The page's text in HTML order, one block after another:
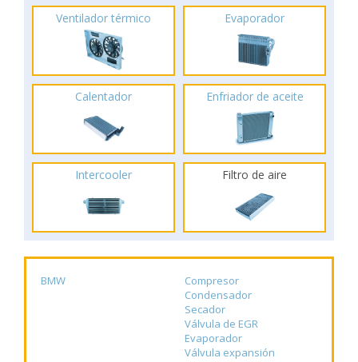
Ventilador térmico Evaporador
Calentador Enfriador de aceite
Intercooler Filtro de aire
BMW
Compresor
Condensador
Secador
Válvula de EGR
Evaporador
Válvula expansión